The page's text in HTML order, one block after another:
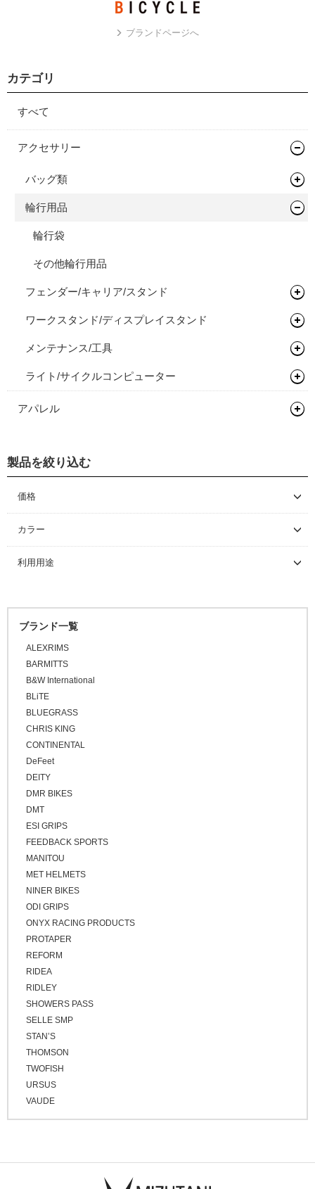
ブランドページへ
カテゴリ
すべて
アクセサリー
バッグ類
バックパック
バイクパッキング/アクセサリー
サドルバッグ
その他バッグ
輪行用品
輪行袋
その他輪行用品
フェンダー/キャリア/スタンド
キャリア
ワークスタンド/ディスプレイスタンド
ディスプレイスタンド
スタンド
メンテナンス/工具
プロテクター
ライト/サイクルコンピューター
ライト
アパレル
グローブ
製品を絞り込む
価格
～ \5,000
\5,001 ～ 10,000
\10,001 ～ 20,000
\30,001 ～ 50,000
\50,001 ～
カラー
利用用途
ブランド一覧
ALEXRIMS
BARMITTS
B&W International
BLiTE
BLUEGRASS
CHRIS KING
CONTINENTAL
DeFeet
DEITY
DMR BIKES
DMT
ESI GRIPS
FEEDBACK SPORTS
MANITOU
MET HELMETS
NINER BIKES
ODI GRIPS
ONYX RACING PRODUCTS
PROTAPER
REFORM
RIDEA
RIDLEY
SHOWERS PASS
SELLE SMP
STAN’S
THOMSON
TWOFISH
URSUS
VAUDE